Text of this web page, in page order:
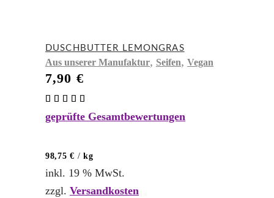
DUSCHBUTTER LEMONGRAS
Aus unserer Manufaktur, Seifen, Vegan
7,90 €
4.95
geprüfte Gesamtbewertungen
98,75€ /kg
inkl. 19 % MwSt.
zzgl. Versandkosten